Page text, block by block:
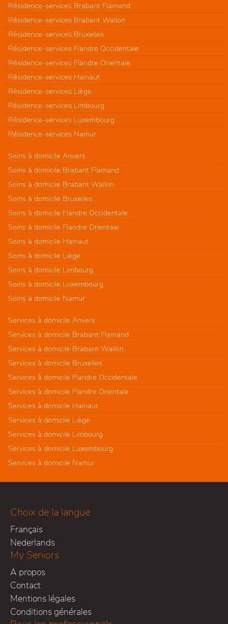
Résidence-services Brabant Flamand
Résidence-services Brabant Wallon
Résidence-services Bruxelles
Résidence-services Flandre Occidentale
Résidence-services Flandre Orientale
Résidence-services Hainaut
Résidence-services Liège
Résidence-services Limbourg
Résidence-services Luxembourg
Résidence-services Namur
Soins à domicile Anvers
Soins à domicile Brabant Flamand
Soins à domicile Brabant Wallon
Soins à domicile Bruxelles
Soins à domicile Flandre Occidentale
Soins à domicile Flandre Orientale
Soins à domicile Hainaut
Soins à domicile Liège
Soins à domicile Limbourg
Soins à domicile Luxembourg
Soins à domicile Namur
Services à domicile Anvers
Services à domicile Brabant Flamand
Services à domicile Brabant Wallon
Services à domicile Bruxelles
Services à domicile Flandre Occidentale
Services à domicile Flandre Orientale
Services à domicile Hainaut
Services à domicile Liège
Services à domicile Limbourg
Services à domicile Luxembourg
Services à domicile Namur
Choix de la langue
Français
Nederlands
My Seniors
A propos
Contact
Mentions légales
Conditions générales